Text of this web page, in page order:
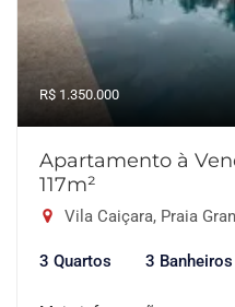
R$ 1.350.000
Apartamento à
117m²
Vila Caiçara, Praia
3 Quartos 3 Banheiros